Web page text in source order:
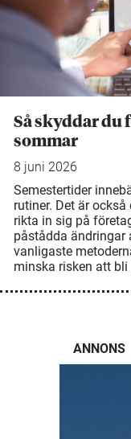
Så skyddar du
sommar
8 juni 2026
Semestertider
rutiner. Det är
rikta in sig på
påstådda ändringar
vanligaste
minska risken att bli
ANNONS